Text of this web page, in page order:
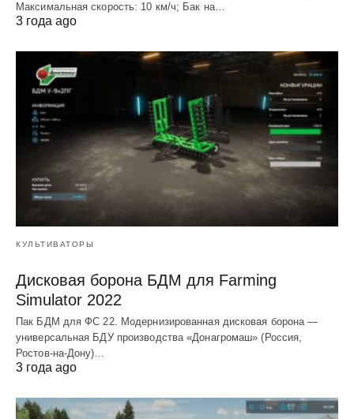
Макcимальная cкороcть: 10 км/ч; Бак на…
3 года ago
КУЛЬТИВАТОРЫ
Дисковая борона БДМ для Farming
Simulator 2022
Пак БДМ для ФС 22. Модернизированная дисковая борона —
универсальная БДУ производства «Донагромаш» (Россия,
Ростов-на-Дону)…
3 года ago